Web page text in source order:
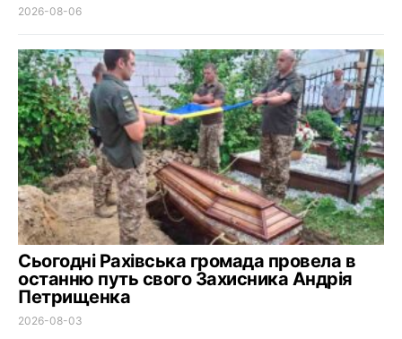
2026-08-06
Сьогодні Рахівська громада провела в
останню путь свого Захисника Андрія
Петрищенка
2026-08-03